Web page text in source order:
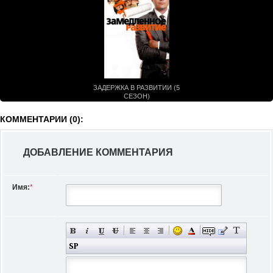
ЗАДЕРЖКА В РАЗВИТИИ (5
СЕЗОН)
КОММЕНТАРИИ (0):
ДОБАВЛЕНИЕ КОММЕНТАРИЯ
Имя:*